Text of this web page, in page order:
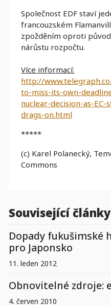
Společnost EDF staví
francouzském
zpožděním oproti
nárůstu rozpočtu.
Více informací:
http://
to-miss-its-own-
nuclear-decision-as-
drags-on.html
*****
(c) Karel Polanecký,
Commons
Související články
Dopady fukušimské
pro Japonsko
11. leden 2012
Obnovitelné zdroje:
4. červen 2010